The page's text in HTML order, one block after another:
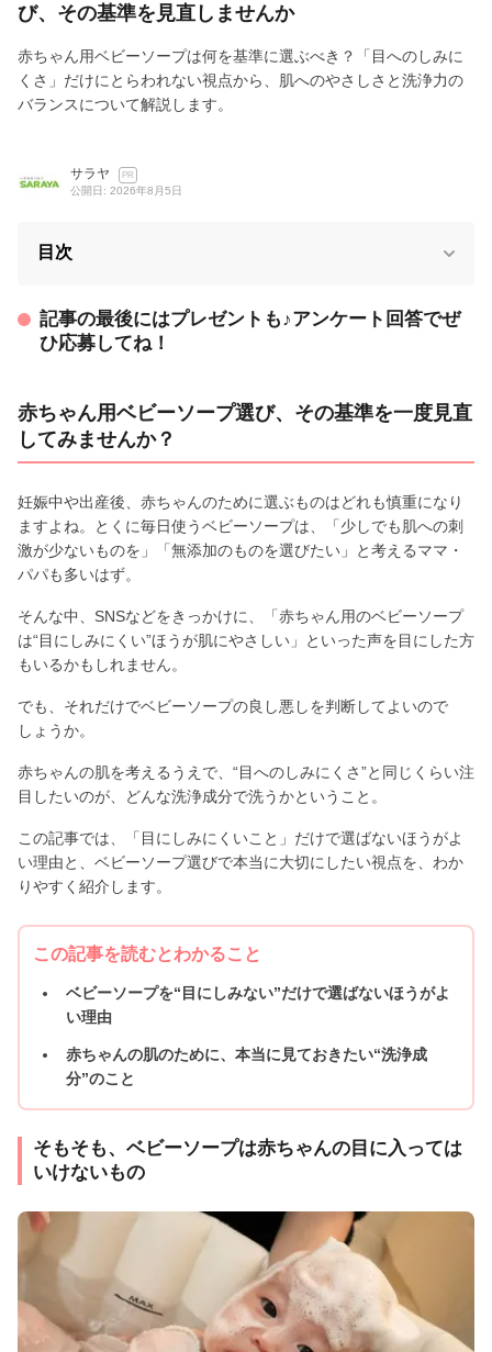
び、その基準を見直しませんか
赤ちゃん用ベビーソープは何を基準に選ぶべき？「目へのしみに
くさ」だけにとらわれない視点から、肌へのやさしさと洗浄力の
バランスについて解説します。
サラヤ PR
公開日: 2026年8月5日
目次
記事の最後にはプレゼントも♪アンケート回答でぜ
ひ応募してね！
赤ちゃん用ベビーソープ選び、その基準を一度見直
してみませんか？
妊娠中や出産後、赤ちゃんのために選ぶものはどれも慎重になり
ますよね。とくに毎日使うベビーソープは、「少しでも肌への刺
激が少ないものを」「無添加のものを選びたい」と考えるママ・
パパも多いはず。
そんな中、SNSなどをきっかけに、「赤ちゃん用のベビーソープ
は“目にしみにくい”ほうが肌にやさしい」といった声を目にした方
もいるかもしれません。
でも、それだけでベビーソープの良し悪しを判断してよいので
しょうか。
赤ちゃんの肌を考えるうえで、“目へのしみにくさ”と同じくらい注
目したいのが、どんな洗浄成分で洗うかということ。
この記事では、「目にしみにくいこと」だけで選ばないほうがよ
い理由と、ベビーソープ選びで本当に大切にしたい視点を、わか
りやすく紹介します。
この記事を読むとわかること
ベビーソープを“目にしみない”だけで選ばないほうがよ
い理由
赤ちゃんの肌のために、本当に見ておきたい“洗浄成
分”のこと
そもそも、ベビーソープは赤ちゃんの目に入っては
いけないもの